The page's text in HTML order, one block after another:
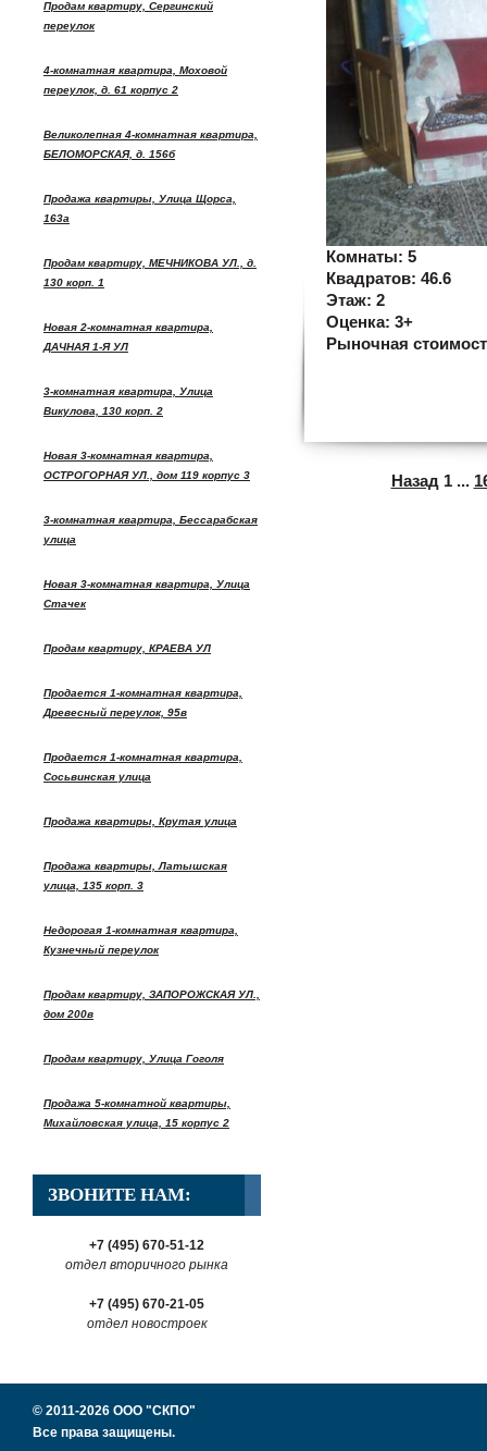
Продам квартиру, Сергинский
переулок
4-комнатная квартира, Моховой
переулок, д. 61 корпус 2
Великолепная 4-комнатная квартира,
БЕЛОМОРСКАЯ, д. 156б
Продажа квартиры, Улица Щорса,
163а
Продам квартиру, МЕЧНИКОВА УЛ., д.
130 корп. 1
Новая 2-комнатная квартира,
ДАЧНАЯ 1-Я УЛ
3-комнатная квартира, Улица
Викулова, 130 корп. 2
Новая 3-комнатная квартира,
ОСТРОГОРНАЯ УЛ., дом 119 корпус 3
3-комнатная квартира, Бессарабская
улица
Новая 3-комнатная квартира, Улица
Стачек
Продам квартиру, КРАЕВА УЛ
Продается 1-комнатная квартира,
Древесный переулок, 95в
Продается 1-комнатная квартира,
Сосьвинская улица
Продажа квартиры, Крутая улица
Продажа квартиры, Латышская
улица, 135 корп. 3
Недорогая 1-комнатная квартира,
Кузнечный переулок
Продам квартиру, ЗАПОРОЖСКАЯ УЛ.,
дом 200в
Продам квартиру, Улица Гоголя
Продажа 5-комнатной квартиры,
Михайловская улица, 15 корпус 2
ЗВОНИТЕ НАМ:
+7 (495) 670-51-12
отдел вторичного рынка
+7 (495) 670-21-05
отдел новостроек
Комнаты: 5
Квадратов: 46.6
Этаж: 2
Оценка: 3+
Рыночная
Назад 1 ...
© 2011-2026 ООО "СКПО"
Все права защищены.